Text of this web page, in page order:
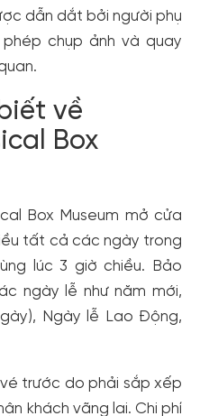
dẫn dắt bởi người phụ
chụp ảnh và quay
về
Box
Box Museum mở cửa
tất cả các ngày trong
lúc 3 giờ chiều. Bảo
ngày lễ như năm mới,
Ngày lễ Lao Động,
trước do phải sắp xếp
khách vãng lai. Chi phí